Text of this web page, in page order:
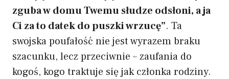
zguba w domu Twemu słudze odsłoni, a ja
Ci za to datek do puszki wrzucę”. Ta
swojska poufałość nie jest wyrazem braku
szacunku, lecz przeciwnie – zaufania do
kogoś, kogo traktuje się jak członka rodziny.